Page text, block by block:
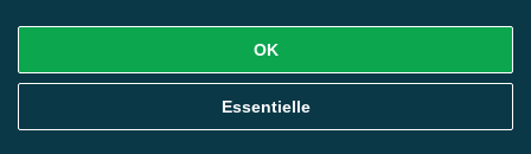
OK
Essentielle